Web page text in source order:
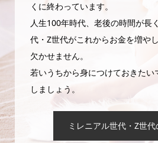
くに終わっています。
人生100年時代、老後の時間が長
代・Z世代がこれからお金を増や
欠かせません。
若いうちから身につけておきたい
しましょう。
ミレニアル世代・Z世